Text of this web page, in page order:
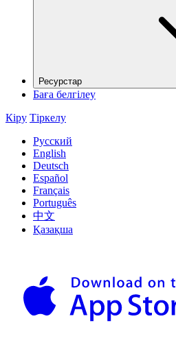
Ресурстар
Баға белгілеу
Кіру Тіркелу
Русский
English
Deutsch
Español
Français
Português
中文
Қазақша